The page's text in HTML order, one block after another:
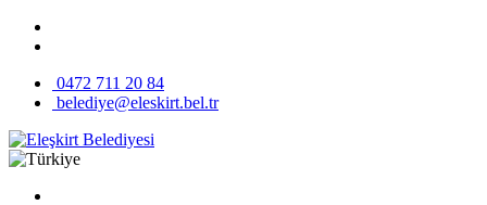
0472 711 20 84
belediye@eleskirt.bel.tr